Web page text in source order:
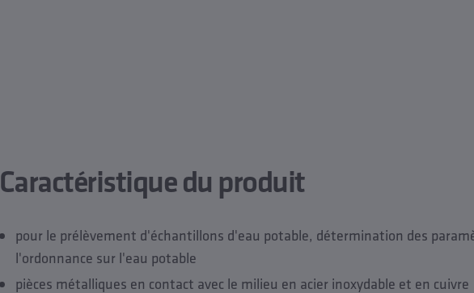
Caractéristique du produit
pour le prélèvement d'échantillons d'eau potable, détermination des
l'ordonnance sur l'eau potable
pièces métalliques en contact avec le milieu en acier inoxydable et en cuivre